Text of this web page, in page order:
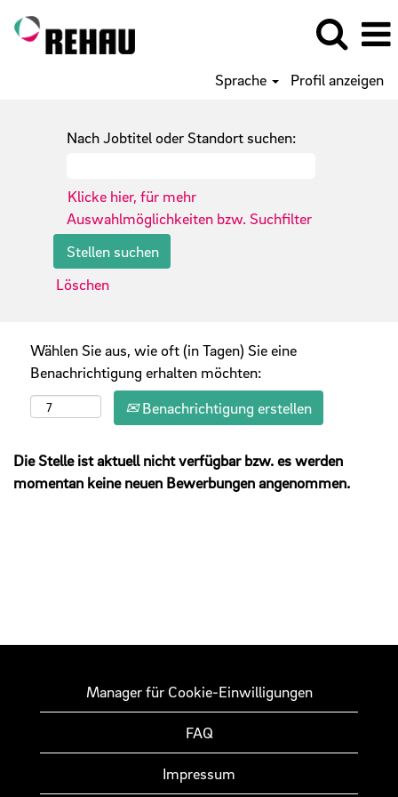
Sprache Profil anzeigen
Nach Jobtitel oder Standort suchen:
Klicke hier, für mehr
Auswahlmöglichkeiten bzw. Suchfilter
Löschen
Wählen Sie aus, wie oft (in Tagen) Sie eine
Benachrichtigung erhalten möchten:
Benachrichtigung erstellen
Die Stelle ist aktuell nicht verfügbar bzw. es werden
momentan keine neuen Bewerbungen angenommen.
Manager für Cookie-Einwilligungen
FAQ
Impressum